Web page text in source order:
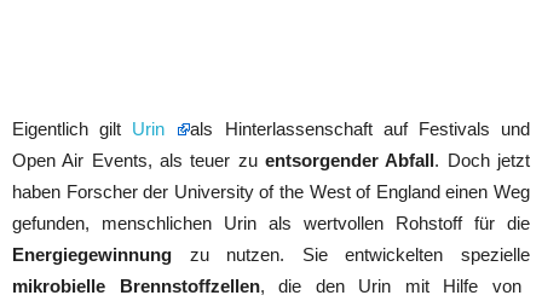
Eigentlich gilt Urin
als Hinterlassenschaft auf Festivals und
Open Air Events, als teuer zu entsorgender Abfall. Doch jetzt
haben Forscher der University of the West of England einen Weg
gefunden, menschlichen Urin als wertvollen Rohstoff für die
Energiegewinnung zu nutzen. Sie entwickelten spezielle
mikrobielle Brennstoffzellen, die den Urin mit Hilfe von